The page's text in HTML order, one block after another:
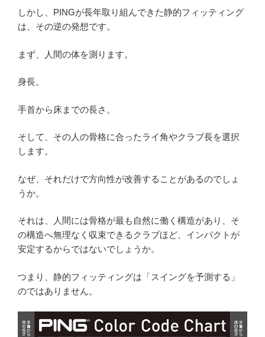
しかし、PINGが長年取り組んできた静的フィッティング
は、その逆の発想です。
まず、人間の体を測ります。
身長。
手首から床までの長さ。
そして、その人の骨格に合ったライ角やクラブ長を選択
します。
なぜ、それだけで方向性が改善することがあるのでしょ
うか。
それは、人間には骨格が最も自然に働く構造があり、そ
の構造へ無理なく収束できるクラブほど、インパクトが
安定するからではないでしょうか。
つまり、静的フィッティングは「スイングを予測する」
のではありません。